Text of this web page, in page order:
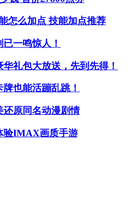
怎么加点 技能加点推荐
已一鸣惊人！
华礼包大放送，先到先得！
牌也能活蹦乱跳！
还原同名动漫剧情
验IMAX画质手游